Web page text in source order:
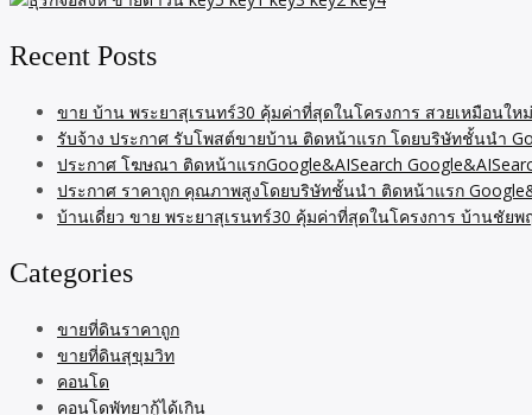
Recent Posts
ขาย บ้าน พระยาสุเรนทร์30 คุ้มค่าที่สุดในโครงการ สวยเหมือนใ
รับจ้าง ประกาศ รับโพสต์ขายบ้าน ติดหน้าแรก โดยบริษัทชั้นนำ
ประกาศ โฆษณา ติดหน้าแรกGoogle&AISearch
ประกาศ ราคาถูก คุณภาพสูงโดยบริษัทชั้นนำ ติดหน้าแรก
บ้านเดี่ยว ขาย พระยาสุเรนทร์30 คุ้มค่าที่สุดในโครงการ บ้านชัย
Categories
ขายที่ดินราคาถูก
ขายที่ดินสุขุมวิท
คอนโด
คอนโดพัทยากู้ได้เกิน